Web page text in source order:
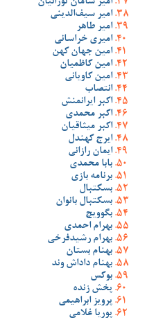
امیر سامان تورانیان
امیر سیف‌الدینی
امیر طاهر
امیری خراسانی
امین جهان کهن
امین کاظمیان
امین کاویانی
انتصاب
اکبر ایرانمنش
اکبر محمدی
اکبر میثاقیان
ایرج کهندل
ایمان رازانی
بابا محمدی
برنامه بازی
بسکتبال
بسکتبال بانوان
بگوویچ
بهرام احمدی
بهرام رشیدفرخی
بهنام بستان
بهنام داداش وند
بوکس
پخش زنده
پرویز ابراهیمی
پوریا غلامی